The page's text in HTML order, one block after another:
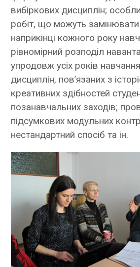
вибіркових дисциплін;
робіт, що можуть замінювати
наприкінці кожного року
рівномірний розподіл
упродовж усіх років
дисциплін, пов’язаних з
креативних здібностей
позанавчальних заходів;
підсумкових модульних
нестандартний спосіб та ін.